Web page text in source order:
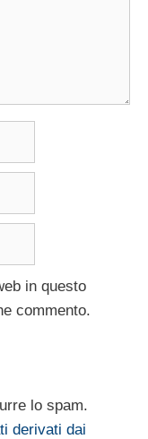
in questo
commento.
lo spam.
derivati dai